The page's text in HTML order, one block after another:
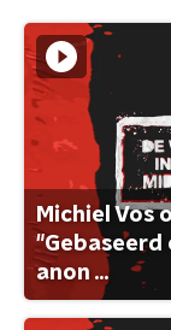
Michiel Vos
anon ...